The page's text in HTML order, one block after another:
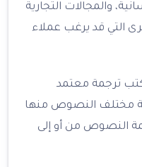
والمجالات التجارية
التي قد يرغب عملاء
ترجمة معتمد
مختلف النصوص منها
النصوص من أو إلى